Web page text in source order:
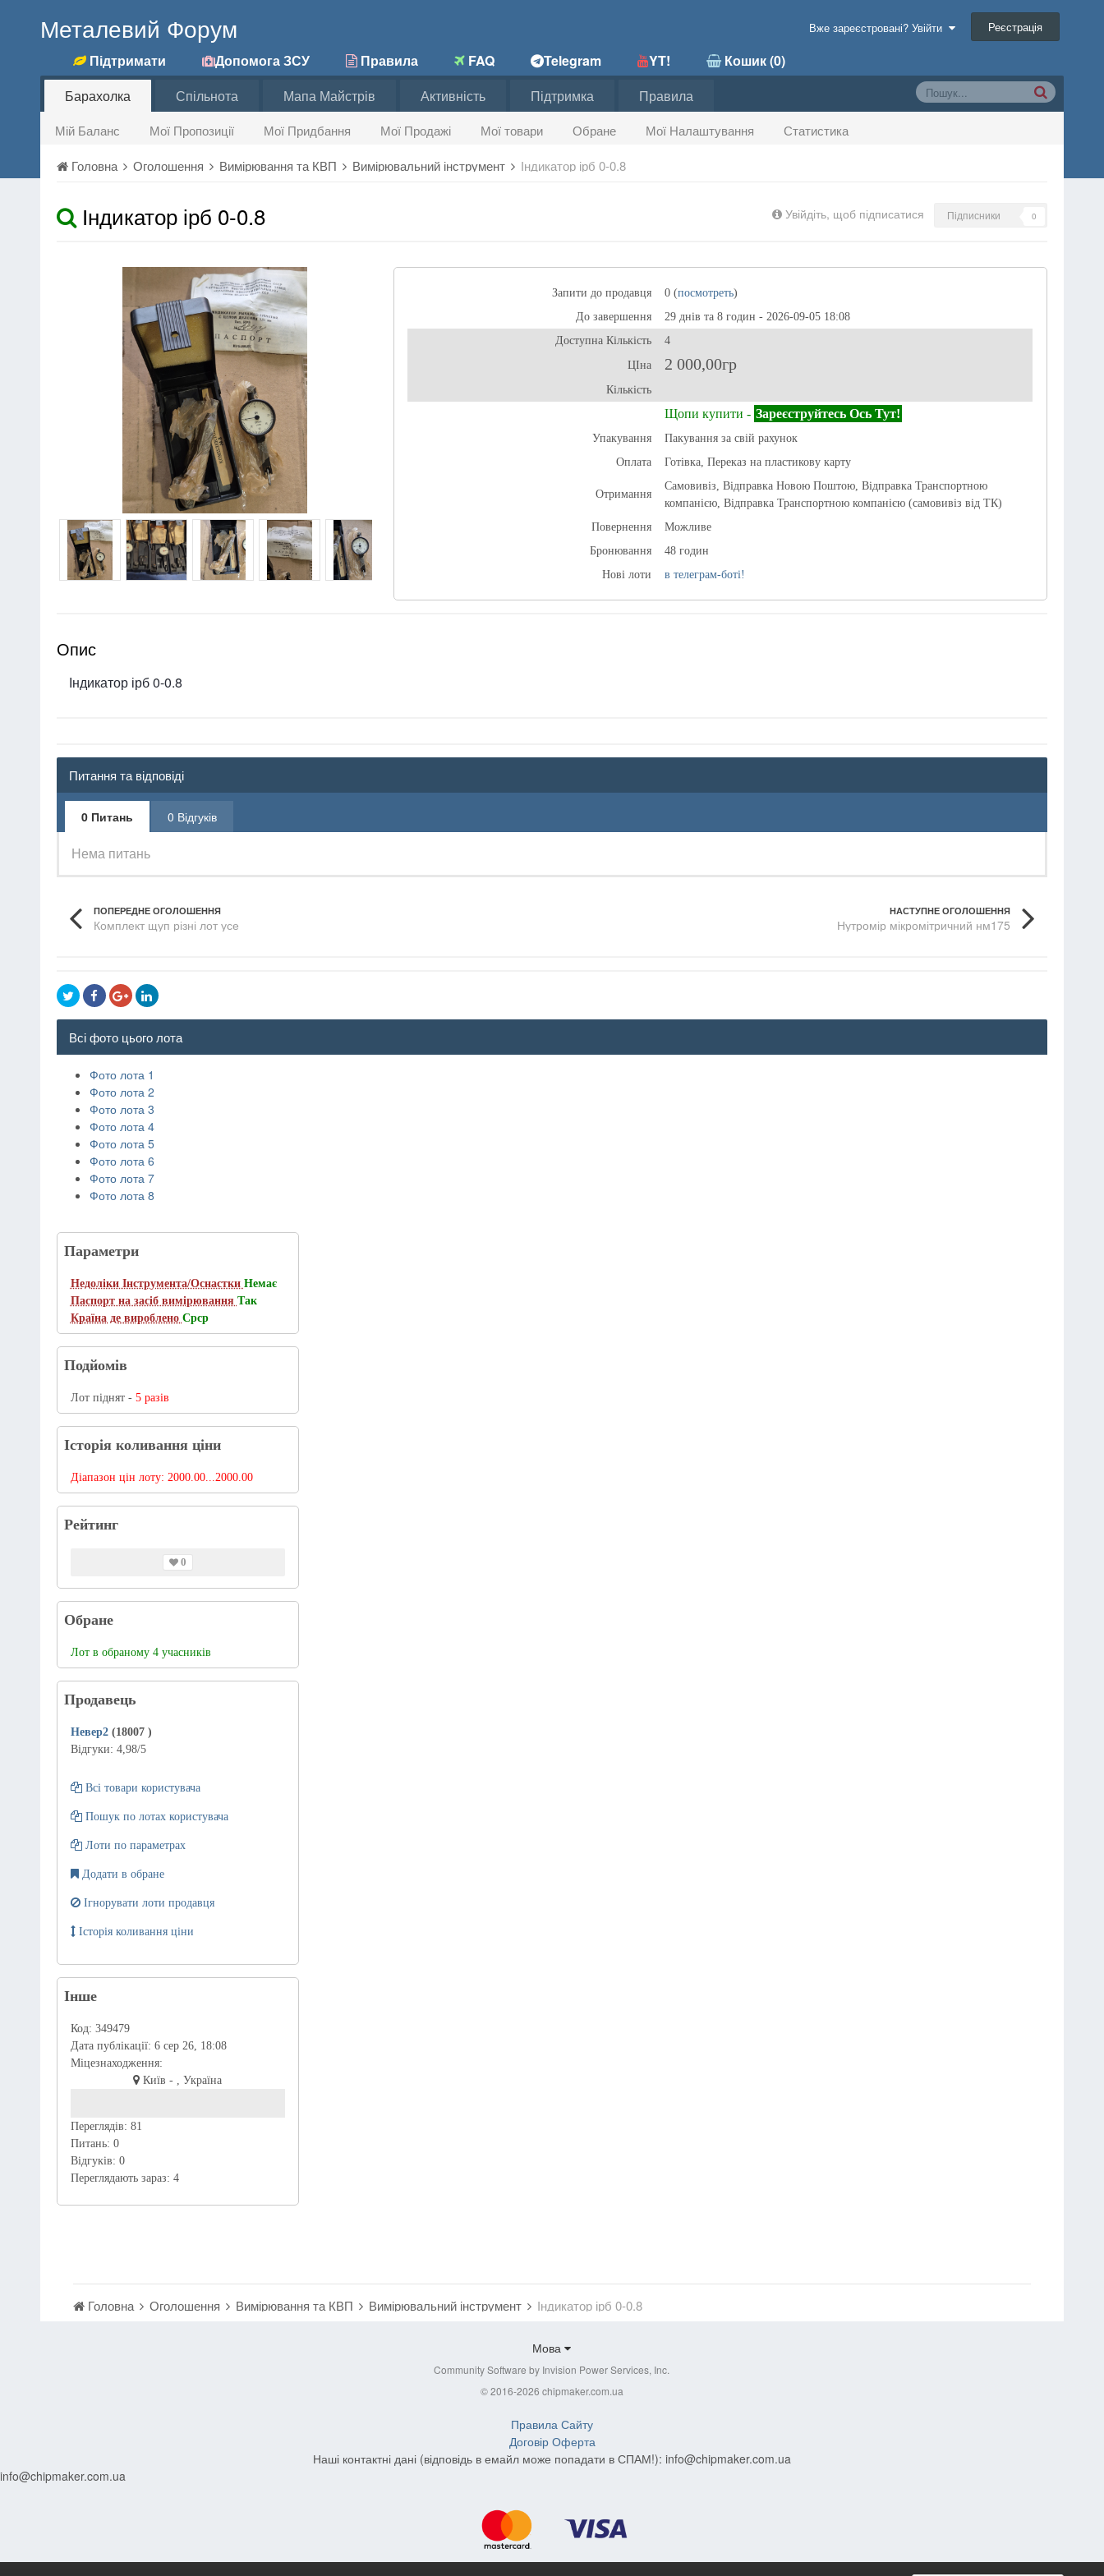
Металевий Форум
Підтримати Допомога ЗСУ Правила FAQ Telegram YT! Кошик (0)
Вже зареєстровані? Увійти Реєстрація
Барахолка
Мій Баланс Мої Пропозиції Мої Придбання Мої Продажі Мої товари Обране Мої Налаштування Статистика
Спільнота Мапа Майстрів Активність Підтримка Правила
Головна Оголошення Вимірювання та КВП Вимірювальний інструмент Індикатор ірб 0-0.8
Увійдіть, щоб підписатися Підписники 0
Індикатор ірб 0-0.8
Запити до продавця 0 (посмотреть)
До завершення
29 днів та 8 годин - 2026-09-05 18:08
Доступна Кількість
4
ЦІна
2 000,00гр
Кількість
Щопи купити - Зареєструйтесь Ось Тут!
Упакування
Пакування за свій рахунок
Оплата
Готівка, Переказ на пластикову карту
Отримання
Самовивіз, Відправка Новою Поштою, Відправка Транспортною
компанією, Відправка Транспортною компанією (самовивіз від ТК)
Повернення
Можливе
Бронювання
48 годин
Нові лоти
в телеграм-боті!
Опис
Індикатор ірб 0-0.8
Питання та відповіді
0 Питань 0 Відгуків
Нема питань
ПОПЕРЕДНЕ ОГОЛОШЕННЯ
Комплект щуп різні лот усе
НАСТУПНЕ ОГОЛОШЕННЯ
Нутромір мікромітричний нм175
Всі фото цього лота
Фото лота 1
Фото лота 2
Фото лота 3
Фото лота 4
Фото лота 5
Фото лота 6
Фото лота 7
Фото лота 8
Параметри
Недоліки Інструмента/Оснастки Немає
Паспорт на засіб вимірювання Так
Країна де вироблено Срср
Подйомів
Лот піднят - 5 разів
Історія коливання ціни
Діапазон цін лоту: 2000.00...2000.00
Рейтинг
0
Обране
Лот в обраному 4 учасників
Продавець
Невер2 (18007 )
Відгуки: 4,98/5
Всі товари користувача
Пошук по лотах користувача
Лоти по параметрах
Додати в обране
Ігнорувати лоти продавця
Історія коливання ціни
Інше
Код: 349479
Дата публікації: 6 сер 26, 18:08
Міцезнаходження:
Київ - , Україна
Переглядів: 81
Питань: 0
Відгуків: 0
Переглядають зараз: 4
Головна Оголошення Вимірювання та КВП Вимірювальний інструмент Індикатор ірб 0-0.8
Мова
Community Software by Invision Power Services, Inc.
© 2016-2026 chipmaker.com.ua
Правила Сайту
Договір Оферта
Наші контактні дані (відповідь в емайл може попадати в СПАМ!): info@chipmaker.com.ua
info@chipmaker.com.ua